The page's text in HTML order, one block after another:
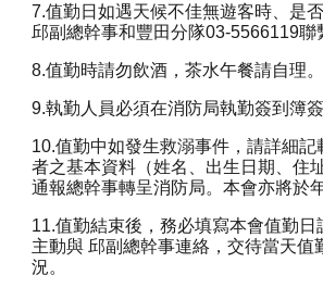
7.值勤日如遇天候不佳無遊客時、是
邱副總幹事和豐田分隊03-5566119聯
8.值勤時請勿飲酒，茶水午餐請自理。
9.執勤人員必須在消防局執勤簽到簿簽
10.值勤中如發生救溺事件，請詳細記
者之基本資料（姓名、出生日期、住
通報總幹事轉呈消防局。本會亦將於
11.值勤結束後，務必填寫本會值勤日
主動與 邱副總幹事連絡，交待當天值
況。